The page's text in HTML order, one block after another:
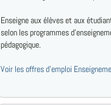
Enseigne aux élèves et aux
selon les programmes
pédagogique.
Voir les offres d'emploi